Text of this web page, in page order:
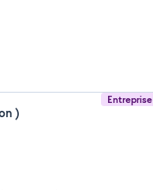
Entreprise
)